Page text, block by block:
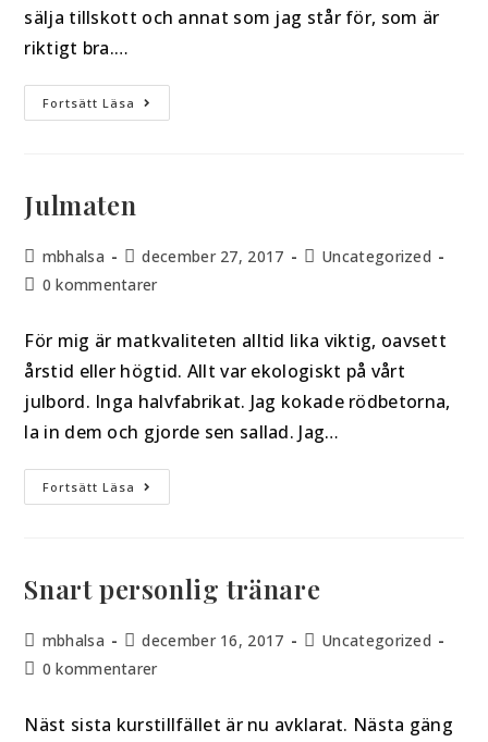
sälja tillskott och annat som jag står för, som är
riktigt bra.…
Fortsätt Läsa
Julmaten
mbhalsa december 27, 2017
Uncategorized
0 kommentarer
För mig är matkvaliteten alltid lika viktig, oavsett
årstid eller högtid. Allt var ekologiskt på vårt
julbord. Inga halvfabrikat. Jag kokade rödbetorna,
la in dem och gjorde sen sallad. Jag…
Fortsätt Läsa
Snart personlig tränare
mbhalsa december 16, 2017
Uncategorized
0 kommentarer
Näst sista kurstillfället är nu avklarat. Nästa gäng